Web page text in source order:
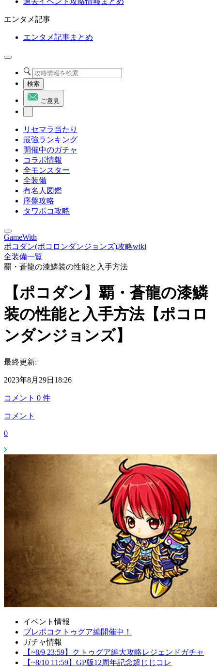
エンタメ記事
エンタメ記事まとめ
検索
ご意見
リセマラ当たり
最強ランキング
開催中のガチャ
コラボ情報
全モンスター
全装備
有名人図鑑
序盤攻略
タワポコ攻略
GameWith
ポコダン(ポコロンダンジョンズ)攻略wiki
全装備一覧
覇・蒼龍の漆鱗装の性能と入手方法
【ポコダン】覇・蒼龍の漆鱗
装の性能と入手方法【ポコロ
ンダンジョンズ】
最終更新:
2023年8月29日18:26
コメント 0 件
コメント
0
イベント情報
ブレポコクトゥグア編開催中！
ガチャ情報
【~8/9 23:59】クトゥグア編大攻略レジェンドガチャ
【~8/10 11:59】GP版12周年記念超じじコレ